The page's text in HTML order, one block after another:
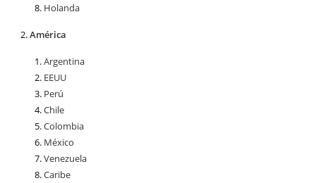
Holanda
América
Argentina
EEUU
Perú
Chile
Colombia
México
Venezuela
Caribe